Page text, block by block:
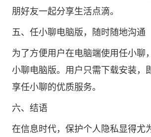
朋好友一起分享生活点滴。
五、任小聊电脑版，随时随地沟通
为了方便用户在电脑端使用任小聊
小聊电脑版。用户只需下载安装，
享任小聊的优质服务。
六、结语
在信息时代，保护个人隐私显得尤